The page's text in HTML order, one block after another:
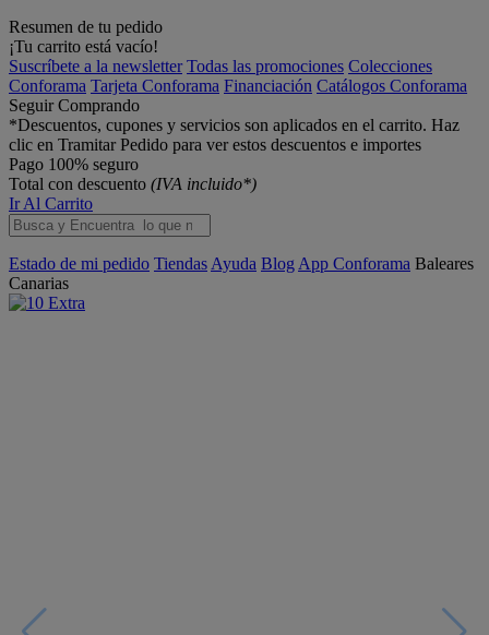
Resumen de tu pedido
¡Tu carrito está vacío!
Suscríbete a la newsletter Todas las promociones Colecciones
Conforama Tarjeta Conforama Financiación Catálogos Conforama
Seguir Comprando
*Descuentos, cupones y servicios son aplicados en el carrito. Haz
clic en Tramitar Pedido para ver estos descuentos e importes
Pago 100% seguro
Total con descuento (IVA incluido*)
Ir Al Carrito
Estado de mi pedido Tiendas Ayuda Blog App Conforama Baleares
Canarias